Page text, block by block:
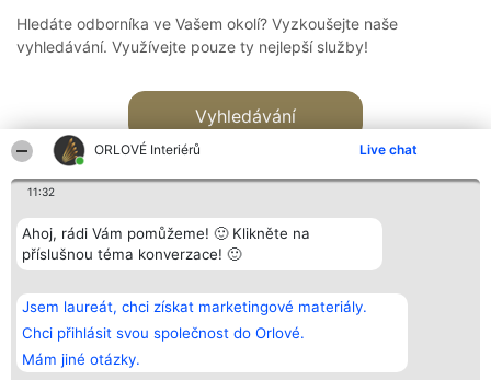
ORLOVÉ Interiérů Live chat
11:32
Ahoj, rádi Vám pomůžeme! 🙂 Klikněte na
příslušnou téma konverzace! 🙂
Jsem laureát, chci získat marketingové materiály.
Chci přihlásit svou společnost do Orlové.
Mám jiné otázky.
Hledáte odborníka ve Vašem okolí? Vyzkoušejte naše
vyhledávání. Využívejte pouze ty nejlepší služby!
Vyhledávání
Bright Side Solutions sp. z o.
o. sp. k.
ul. Ruska 22
Wrocław 50-079
KRS 0000749100 | Regon
381313360 | NIP 8943132676
Vítězové
Seznam všech
laureátů
Zásady
Zásady
Kontakt